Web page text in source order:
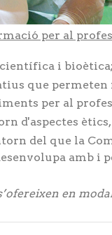
per al
i bioètica;
que
per al
d'aspectes
del que la
amb i
en